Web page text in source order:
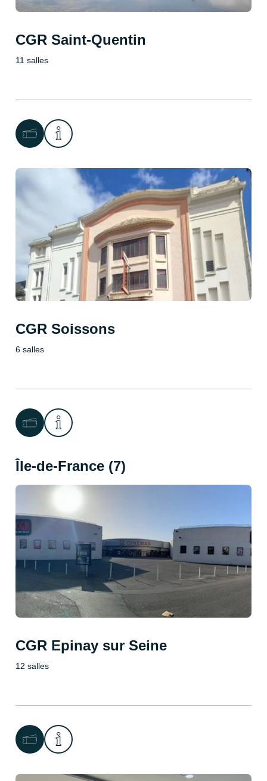
CGR Saint-Quentin
11 salles
CGR Soissons
6 salles
Île-de-France (7)
CGR Epinay sur Seine
12 salles